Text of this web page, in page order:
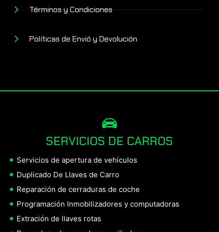
Términos y Condiciones
Políticas de Envió y Devolución
SERVICIOS DE CARROS
Servicios de apertura de vehículos
Duplicado De Llaves de Carro
Reparación de cerraduras de coche
Programación Inmobilizadores y computadoras
Extración de llaves rotas